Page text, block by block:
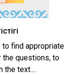
find appropriate
the questions, to
the text....